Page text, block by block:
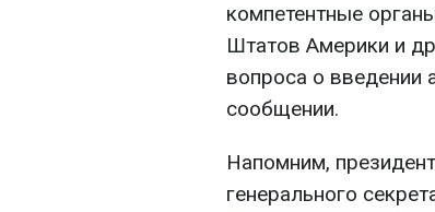
компетентные
Штатов Америки и
вопроса о введении
сообщении.
Напомним,
генерального